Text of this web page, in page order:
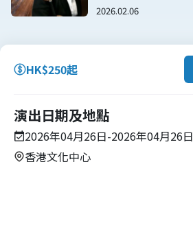
2026.02.06
HK$250起
演出日期及地點
2026年04月26日-2026年04月26日
香港文化中心